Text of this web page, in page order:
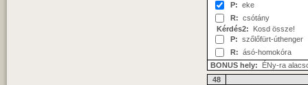
P: eke
R: csótány
Kérdés2: Kosd össze!
P: szőlőfürt-úthenger
R: ásó-homokóra
BONUS hely: ÉNy-ra
48